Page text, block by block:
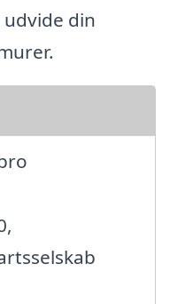
din